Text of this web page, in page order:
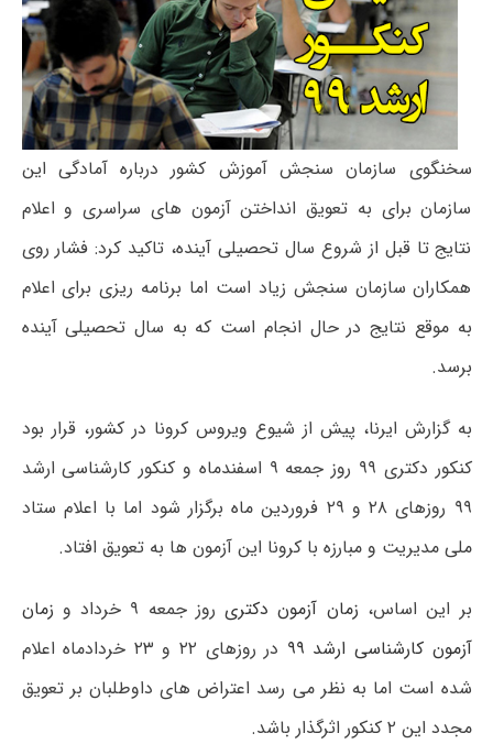
سخنگوی سازمان سنجش آموزش کشور درباره آمادگی این
سازمان برای به تعویق انداختن آزمون های سراسری و اعلام
نتایج تا قبل از شروع سال تحصیلی آینده، تاکید کرد: فشار روی
همکاران سازمان سنجش زیاد است اما برنامه ریزی برای اعلام
به موقع نتایج در حال انجام است که به سال تحصیلی آینده
برسد.
به گزارش ایرنا، پیش از شیوع ویروس کرونا در کشور، قرار بود
کنکور دکتری ۹۹ روز جمعه ۹ اسفندماه و کنکور کارشناسی ارشد
۹۹ روزهای ۲۸ و ۲۹ فروردین ماه برگزار شود اما با اعلام ستاد
ملی مدیریت و مبارزه با کرونا این آزمون ها به تعویق افتاد.
بر این اساس، زمان آزمون دکتریروز جمعه ۹ خرداد و
زمان
آزمون کارشناسی ارشد ۹۹
در روزهای ۲۲ و ۲۳ خردادماه اعلام
شده است اما به نظر می رسد اعتراض های داوطلبان بر تعویق
مجدد این ۲ کنکور اثرگذار باشد.